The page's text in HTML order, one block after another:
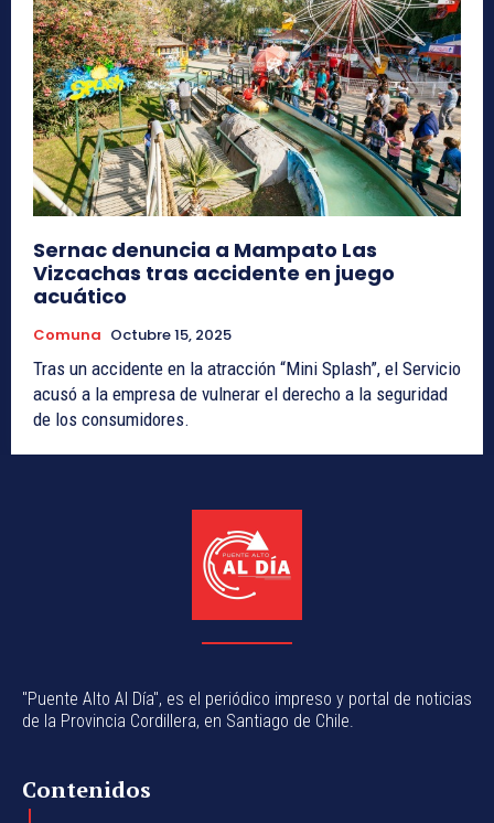
Sernac denuncia a Mampato Las
Vizcachas tras accidente en juego
acuático
Comuna Octubre 15, 2025
Tras un accidente en la atracción “Mini Splash”, el Servicio
acusó a la empresa de vulnerar el derecho a la seguridad
de los consumidores.
"Puente Alto Al Día", es el periódico impreso y portal de noticias
de la Provincia Cordillera, en Santiago de Chile.
Contenidos